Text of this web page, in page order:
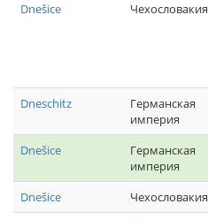
Dnešice
Чехословакия
Dneschitz
Германская
империя
Dnešice
Германская
империя
Dnešice Чехословакия